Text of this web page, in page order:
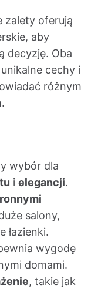
zalety oferują
aby
decyzję. Oba
cechy i
różnym
wybór dla
i elegancji.
salony,
łazienki.
wygodę
domami.
, takie jak